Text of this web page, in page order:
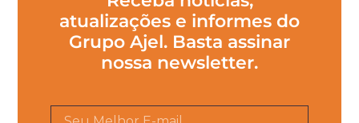
atualizações e informes do
Grupo Ajel. Basta assinar
nossa newsletter.